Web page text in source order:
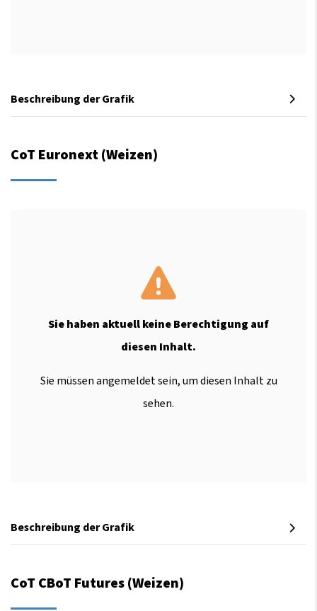
Beschreibung der Grafik
CoT Euronext (Weizen)
Sie haben aktuell keine Berechtigung auf
diesen Inhalt.
Sie müssen angemeldet sein, um diesen Inhalt zu
sehen.
Beschreibung der Grafik
CoT CBoT Futures (Weizen)